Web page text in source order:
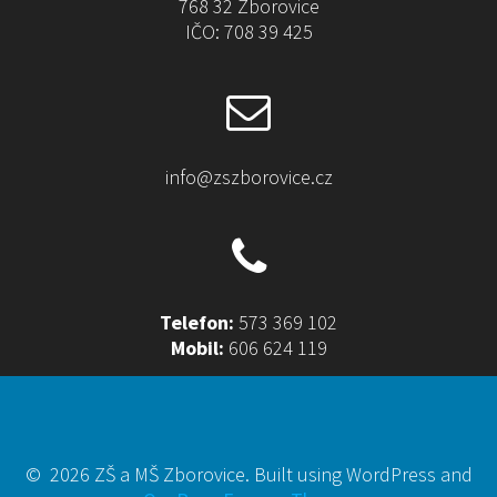
768 32 Zborovice
IČO: 708 39 425
info@zszborovice.cz
Telefon: 573 369 102
Mobil: 606 624 119
© 2026 ZŠ a MŠ Zborovice. Built using WordPress and